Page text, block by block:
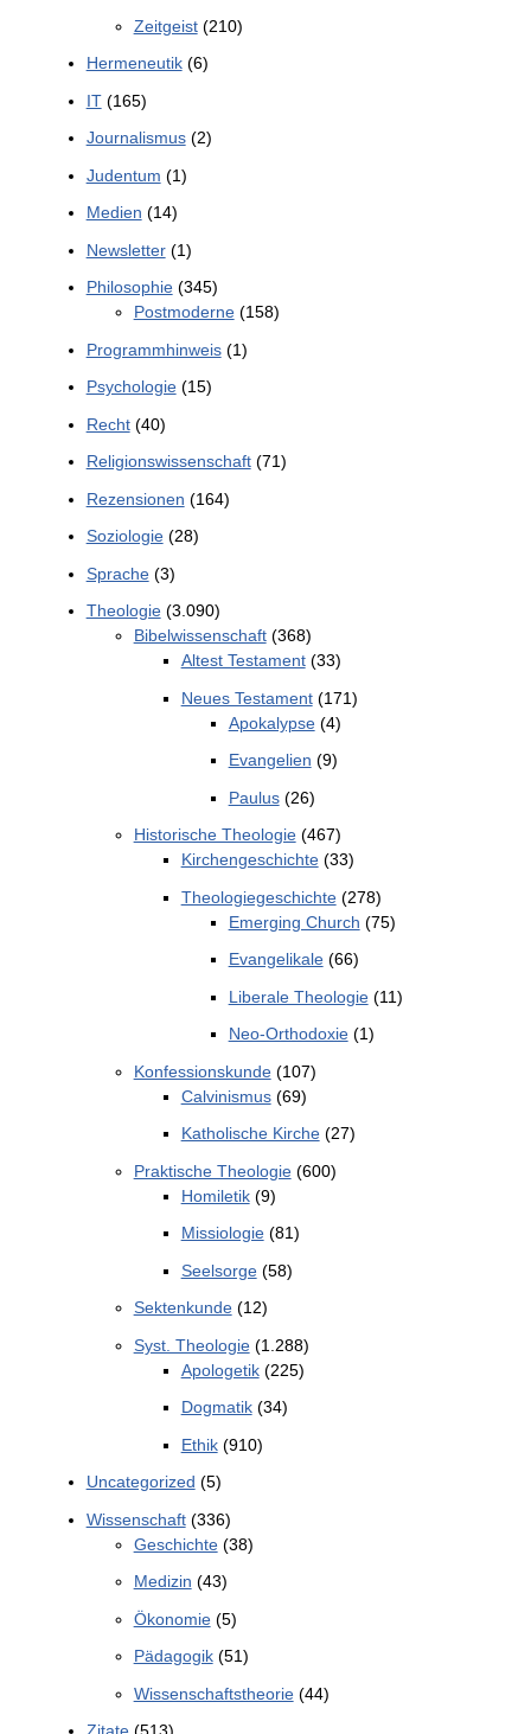
Zeitgeist(210)
Hermeneutik(6)
IT(165)
Journalismus(2)
Judentum (1)
Medien (14)
Newsletter(1)
Philosophie(345)
Postmoderne(158)
Programmhinweis(1)
Psychologie(15)
Recht(40)
Religionswissenschaft(71)
Rezensionen (164)
Soziologie(28)
Sprache(3)
Theologie(3.090)
Bibelwissenschaft(368)
Altest Testament(33)
Neues Testament(171)
Apokalypse(4)
Evangelien (9)
Paulus(26)
Historische Theologie(467)
Kirchengeschichte(33)
Theologiegeschichte(278)
Emerging Church (75)
Evangelikale(66)
Liberale Theologie(11)
Neo-Orthodoxie(1)
Konfessionskunde(107)
Calvinismus(69)
Katholische Kirche(27)
Praktische Theologie(600)
Homiletik(9)
Missiologie(81)
Seelsorge(58)
Sektenkunde(12)
Syst. Theologie(1.288)
Apologetik(225)
Dogmatik(34)
Ethik(910)
Uncategorized (5)
Wissenschaft(336)
Geschichte(38)
Medizin (43)
Ökonomie(5)
Pädagogik(51)
Wissenschaftstheorie(44)